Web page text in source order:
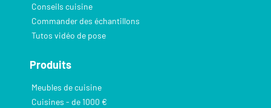
Conseils cuisine
Commander des échantillons
Tutos vidéo de pose
Produits
Meubles de cuisine
Cuisines - de 1000 €